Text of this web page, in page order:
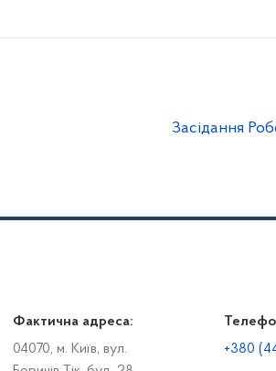
Засідання
Фактична адреса:
04070, м. Київ, вул.
+380